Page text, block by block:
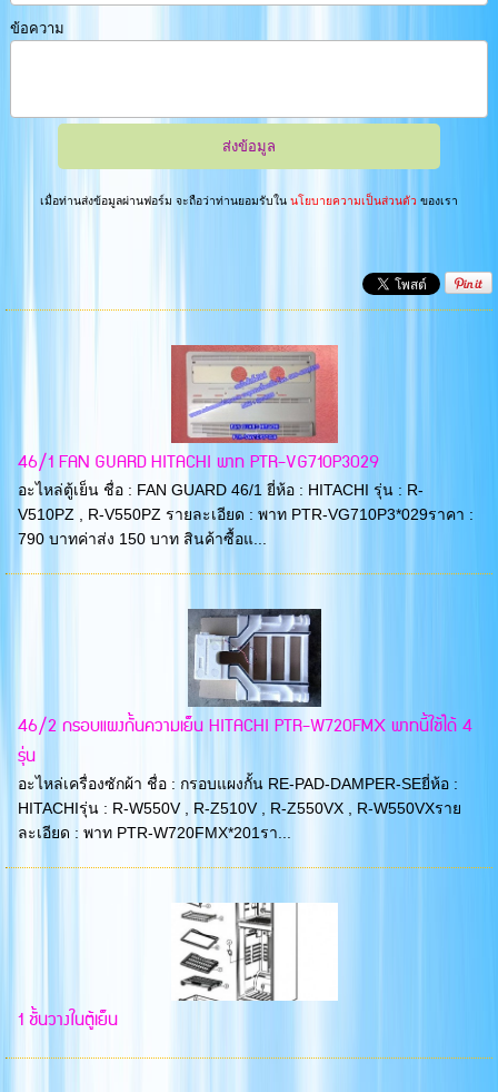
ข้อความ
เมื่อท่านส่งข้อมูลผ่านฟอร์ม จะถือว่าท่านยอมรับในนโยบายความเป็นส่วนตัว ของเรา
46/1 FAN GUARD HITACHI พาท PTR-VG710P3029
อะไหล่ตู้เย็น ชื่อ : FAN GUARD 46/1 ยี่ห้อ : HITACHI รุ่น : R-
V510PZ , R-V550PZ รายละเอียด : พาท PTR-VG710P3*029ราคา :
790 บาทค่าส่ง 150 บาท สินค้าซื้อแ...
46/2 กรอบแผงกั้นความเย็น HITACHI PTR-W720FMX พาทนี้ใช้ได้ 4
รุ่น
อะไหล่เครื่องซักผ้า ชื่อ : กรอบแผงกั้น RE-PAD-DAMPER-SEยี่ห้อ :
HITACHIรุ่น : R-W550V , R-Z510V , R-Z550VX , R-W550VXราย
ละเอียด : พาท PTR-W720FMX*201รา...
1 ชั้นวางในตู้เย็น